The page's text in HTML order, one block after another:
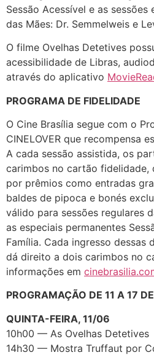
Sessão Acessível e as
das Mães: Dr. Semmelweis e
O filme Ovelhas Detetives
acessibilidade de Libras,
através do aplicativo
PROGRAMA DE FIDELIDADE
O Cine Brasília segue com o
CINELOVER que recompensa
A cada sessão assistida, os
carimbos no cartão fidelidade,
por prêmios como entradas
baldes de pipoca e bonés
válido para sessões regulares
as especiais permanentes
Família. Cada ingresso dessas
dá direito a dois carimbos no
informações em
PROGRAMAÇÃO DE 11 A 17
QUINTA-FEIRA, 11/06
10h00 — As Ovelhas Detetives
14h30 — Mostra Truffaut por